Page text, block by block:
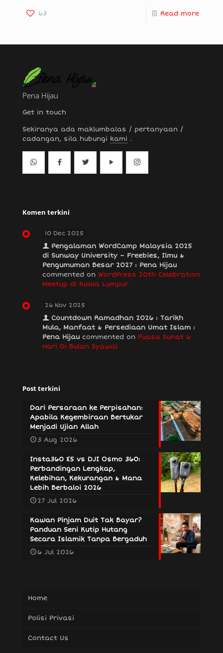
63 Read more
Pena Hijau
Get in touch
Sekiranya ada maklumbalas / pertanyaan /
cadangan, sila hubungi kami .
Komen terkini
10 Dec 2025
Pengalaman WordCamp Malaysia 2025
di Sunway University – Freebies, Ilmu &
Pengumuman Besar 2027 : Pena Hijau
commented on WordPress 20th Celebration
Meetup di Kuala Lumpur
26 Nov 2025
Countdown Ramadhan 2026 : Tarikh
Mula, Manfaat & Persediaan Umat Islam :
Pena Hijau commented on Puasa Sunat 6
Hari Di Bulan Syawal
Post terkini
Dari Persaraan ke Perpisahan:
Apabila Kegembiraan Bertukar
Menjadi Ujian Allah
3 Aug 2026
Insta360 X5 vs DJI Osmo 360:
Perbandingan Lengkap,
Kelebihan, Kekurangan & Mana
Lebih Berbaloi 2026
27 Jul 2026
Kawan Pinjam Duit Tak Bayar?
Panduan Seni Kutip Hutang
Secara Islamik Tanpa Bergaduh
6 Jul 2026
Home
Polisi Privasi
Contact Us